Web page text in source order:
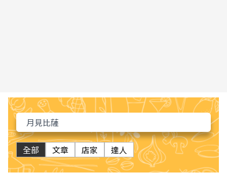
全部 文章 店家 達人